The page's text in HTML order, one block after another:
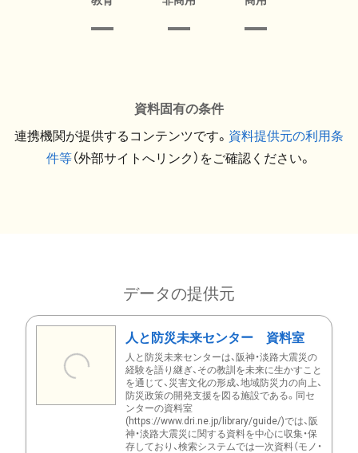
資料固有の条件
連携機関が提供するコンテンツです。 資料提供元の利用条
件等（外部サイトへリンク）をご確認ください。
データの提供元
人と防災未来センター 資料室
人と防災未来センターは、阪神・淡路大震災の
経験を語り継ぎ、その教訓を未来に生かすこと
を通じて、災害文化の形成、地域防災力の向上、
防災政策の開発支援を図る施設である。同セ
ンターの資料室
(https://www.dri.ne.jp/library/guide/)では、阪
神・淡路大震災に関する資料を中心に収集・保
存しており、検索システムでは一次資料（モノ・